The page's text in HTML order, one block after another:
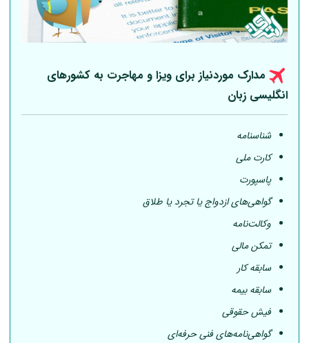
مدارک موردنیاز برای ویزا و مهاجرت به کشورهای
انگلیسی زبان
شناسنامه
کارت ملی
پاسپورت
گواهی‌های ازدواج یا تجرد یا طلاق
وکالت‌نامه
تمکن مالی
سابقه کار
سابقه بیمه
فیش حقوقی
گواهی‌نامه‌های فنی حرفه‌ای